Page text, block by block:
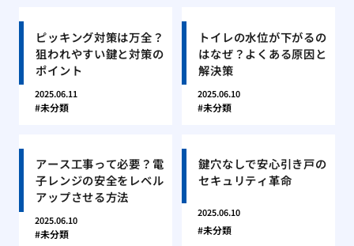
ピッキング対策は万全？
狙われやすい鍵と対策の
ポイント
2025.06.11
未分類
トイレの水位が下がるの
はなぜ？よくある原因と
解決策
2025.06.10
未分類
アース工事って必要？電
子レンジの安全をレベル
アップさせる方法
2025.06.10
未分類
鍵穴なしで安心引き戸の
セキュリティ革命
2025.06.10
未分類